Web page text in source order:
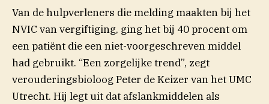
Van de hulpverleners die melding maakten bij het
NVIC van vergiftiging, ging het bij 40 procent om
een patiënt die een niet-voorgeschreven middel
had gebruikt. “Een zorgelijke trend”, zegt
verouderingsbioloog Peter de Keizer van het UMC
Utrecht. Hij legt uit dat afslankmiddelen als